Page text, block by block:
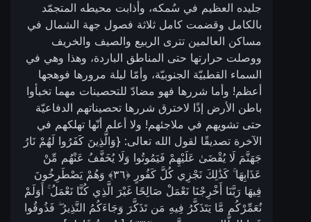
جليده العظيم في سُمكه، وأذابت محيطه المتجمّد
بالكامل وقضمت كامل ثلاثة فصول جهة الشمال في
مساكن العالمين تترى الربيع والصيف والخريف
ووصلت حرارتها حتى المناطق الباردة، وهذا وهي في
السماء القطبيّة الجنوبيّة، وأمّا ليلة مرورها فوهجها
أعظم! وأما شررها فهو مضادّ للتحصينات مهما تخبأوا
باطن الأرض إذًا لاخترق شررها تحصيناتهم الدفاعيّة
حتى تشويهم في ملاجئهم! ولا أعلم أنّها تهلكهم في
الآخرة تصديقًا لقول الله تعالى: {وَالَّذِينَ كَفَرُوا لَهُمْ نَارُ
جَهَنَّمَ لَا يُقْضَىٰ عَلَيْهِمْ فَيَمُوتُوا وَلَا يُخَفَّفُ عَنْهُم مِّنْ
عَذَابِهَا ۚ كَذَٰلِكَ نَجْزِي كُلَّ كَفُورٍ ‎﴿٣٦﴾‏ وَهُمْ يَصْطَرِخُونَ
فِيهَا رَبَّنَا أَخْرِجْنَا نَعْمَلْ صَالِحًا غَيْرَ الَّذِي كُنَّا نَعْمَلُ ۚ أَوَلَمْ
نُعَمِّرْكُم مَّا يَتَذَكَّرُ فِيهِ مَن تَذَكَّرَ وَجَاءَكُمُ النَّذِيرُ ۖ فَذُوقُوا